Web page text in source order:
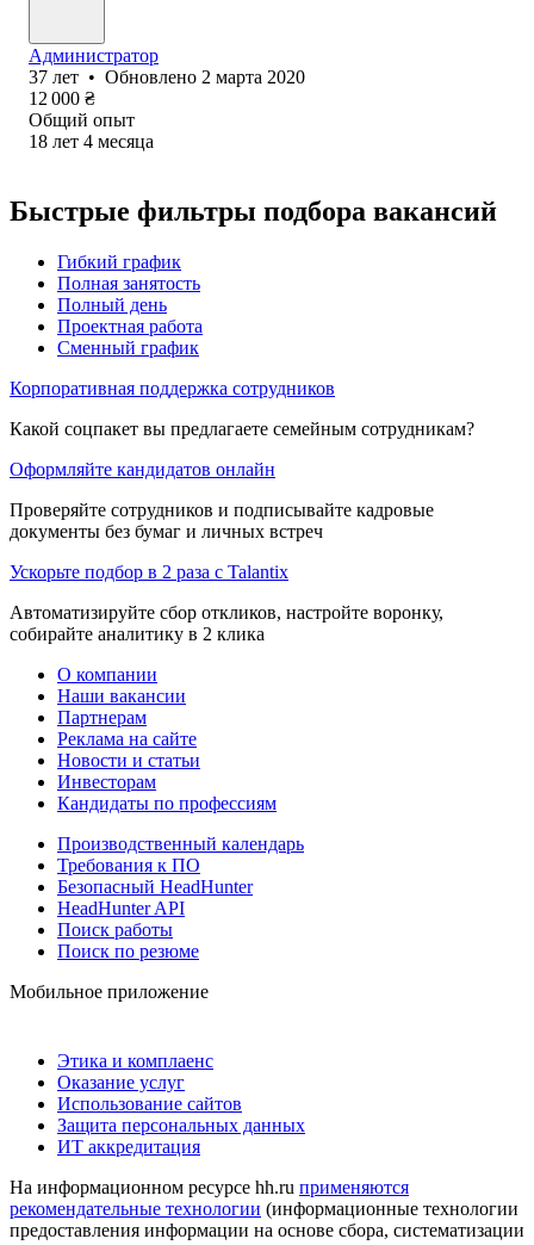
Администратор
37 лет • Обновлено 2 марта 2020
12 000 ₴
Общий опыт
18 лет 4 месяца
Быстрые фильтры подбора вакансий
Гибкий график
Полная занятость
Полный день
Проектная работа
Сменный график
Корпоративная поддержка сотрудников
Какой соцпакет вы предлагаете семейным сотрудникам?
Оформляйте кандидатов онлайн
Проверяйте сотрудников и подписывайте кадровые
документы без бумаг и личных встреч
Ускорьте подбор в 2 раза с Talantix
Автоматизируйте сбор откликов, настройте воронку,
собирайте аналитику в 2 клика
О компании
Наши вакансии
Партнерам
Реклама на сайте
Новости и статьи
Инвесторам
Кандидаты по профессиям
Производственный календарь
Требования к ПО
Безопасный HeadHunter
HeadHunter API
Поиск работы
Поиск по резюме
Мобильное приложение
Этика и комплаенс
Оказание услуг
Использование сайтов
Защита персональных данных
ИТ аккредитация
На информационном ресурсе hh.ru применяются
рекомендательные технологии (информационные технологии
предоставления информации на основе сбора, систематизации